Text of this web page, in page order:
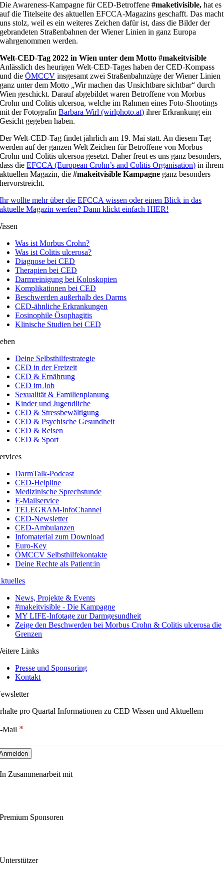
Die Awareness-Kampagne für CED-Betroffene#maketivisible, hat es
auf die Titelseite des aktuellen EFCCA-Magazins geschafft. Das macht
uns stolz, weil es ein weiteres Zeichen dafür ist, dass die Bilder der
gebrandeten Straßenbahnen der Wiener Linien in ganz Europa
wahrgenommen werden.
Welt-CED-Tag 2022 in Wien unter dem Motto #makeitvisible
Anlässlich des heurigen Welt-CED-Tages haben der CED-Kompass
und dieÖMCCV insgesamt zwei Straßenbahnzüge der Wiener Linien
ganz unter dem Motto „Wir machen das Unsichtbare sichtbar“ durch
Wien geschickt. Darauf abgebildet waren Betroffene von Morbus
Crohn und Colitis ulcersoa, welche im Rahmen eines Foto-Shootings
mit der FotografinBarbara Wirl (wirlphoto.at) ihrer Erkrankung ein
Gesicht gegeben haben.
Der Welt-CED-Tag findet jährlich am 19. Mai statt. An diesem Tag
werden auf der ganzen Welt Zeichen für Betroffene von Morbus
Crohn und Colitis ulcersoa gesetzt. Daher freut es uns ganz besonders,
dass dieEFCCA (European Crohn’s and Colitis Organisation) in ihrem
aktuellen Magazin, die#makeitvisible Kampagne ganz besonders
hervorstreicht.
Ihr wollte mehr über die EFCCA wissen oder einen Blick in das
aktuelle Magazin werfen? Dann klickt einfach HIER!
Was ist Morbus Crohn?
Was ist Colitis ulcerosa?
Diagnose bei CED
Therapien bei CED
Darmreinigung bei Koloskopien
Komplikationen bei CED
Beschwerden außerhalb des Darms
CED-ähnliche Erkrankungen
Eosinophile Ösophagitis
Klinische Studien bei CED
Deine Selbsthilfestrategie
CED in der Freizeit
CED & Ernährung
CED im Job
Sexualität & Familienplanung
Kinder und Jugendliche
CED & Stressbewältigung
CED & Psychische Gesundheit
CED & Reisen
CED & Sport
DarmTalk-Podcast
CED-Helpline
Medizinische Sprechstunde
E-Mailservice
TELEGRAM-InfoChannel
CED-Newsletter
CED-Ambulanzen
Infomaterial zum Download
Euro-Key
ÖMCCV Selbsthilfekontakte
Deine Rechte als Patient:in
News, Projekte & Events
#makeitvisible - Die Kampagne
MY LIFE-Infotage zur Darmgesundheit
Zeige den Beschwerden bei Morbus Crohn & Colitis ulcerosa die
Grenzen
Links
Presse und Sponsoring
Kontakt
pro Quartal Informationen zu CED Wissen und Aktuellem
Mail *
In Zusammenarbeit mit
Premium Sponsoren
Unterstützer